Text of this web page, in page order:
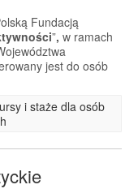
Fundacją
”, w ramach
jest do osób
i staże dla osób